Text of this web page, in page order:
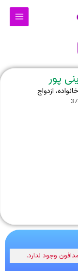
Main
پور
ازدواج
وجود ندارد.